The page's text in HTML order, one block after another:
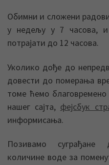
Обимни и сложени
у недељу у 7 часова,
потрајати до 12 часова.
Уколико дође до
довести до померања
томе ћемо благовремено
нашег сајта, фејсбук
информисања.
Позивамо
количине воде за